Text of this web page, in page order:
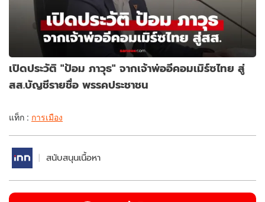
เปิดประวัติ "ป้อม ภาวุธ" จากเจ้าพ่ออีคอมเมิร์ซไทย สู่
สส.บัญชีรายชื่อ พรรคประชาชน
แท็ก : การเมือง
สนับสนุนเนื้อหา